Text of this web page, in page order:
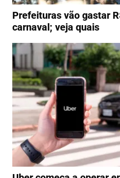
Prefeituras vão gastar
carnaval; veja quais